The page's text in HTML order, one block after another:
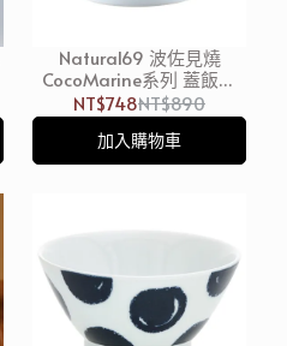
Natural69 波佐見燒
CocoMarine系列 蓋飯碗
丼飯碗 14cm 日本製
NT$748NT$890
加入購物車